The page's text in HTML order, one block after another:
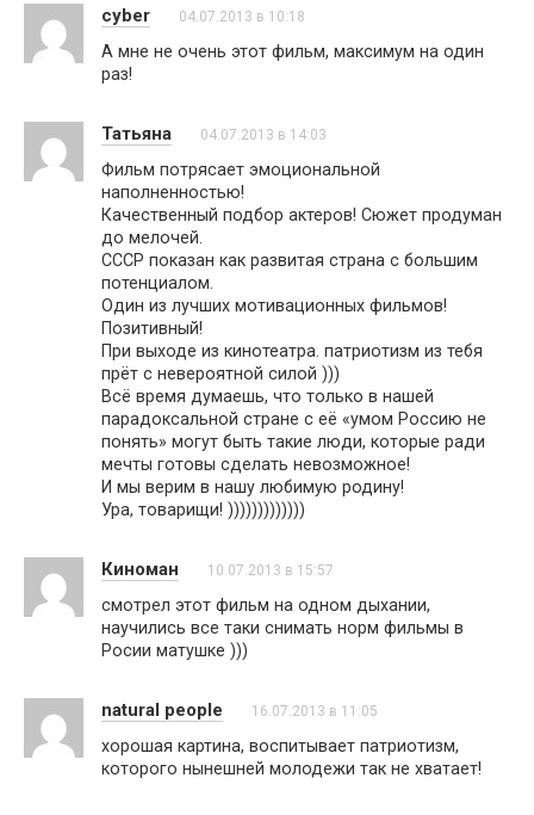
cyber 04.07.2013 в 10:18
А мне не очень этот фильм, максимум на один
раз!
Татьяна 04.07.2013 в 14:03
Фильм потрясает эмоциональной
наполненностью!
Качественный подбор актеров! Сюжет продуман
до мелочей.
СССР показан как развитая страна с большим
потенциалом.
Один из лучших мотивационных фильмов!
Позитивный!
При выходе из кинотеатра. патриотизм из тебя
прёт с невероятной силой )))
Всё время думаешь, что только в нашей
парадоксальной стране с её «умом Россию не
понять» могут быть такие люди, которые ради
мечты готовы сделать невозможное!
И мы верим в нашу любимую родину!
Ура, товарищи! )))))))))))))
Киноман 10.07.2013 в 15:57
смотрел этот фильм на одном дыхании,
научились все таки снимать норм фильмы в
Росии матушке )))
natural people 16.07.2013 в 11:05
хорошая картина, воспитывает патриотизм,
которого нынешней молодежи так не хватает!